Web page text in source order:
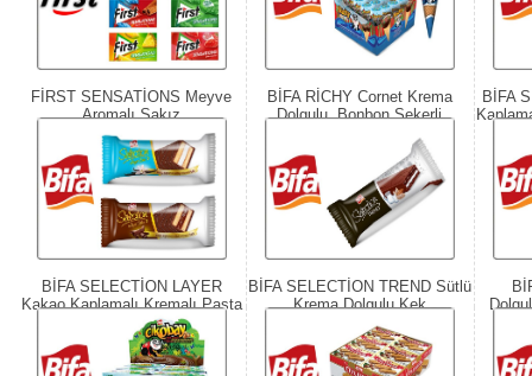
FİRST SENSATİONS Meyve
Aromalı Sakız
BİFA RİCHY Cornet Krema
Dolgulu, Bonbon Şekerli
BİFA
BİFA SELECTİON LAYER
Kakao Kaplamalı Kremalı Pasta
BİFA SELECTİON TREND Sütlü
Krema Dolgulu Kek